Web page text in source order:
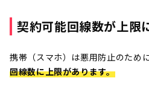
契約可能回線数が上限
携帯（スマホ）は悪用防止のために
回線数に上限があります。